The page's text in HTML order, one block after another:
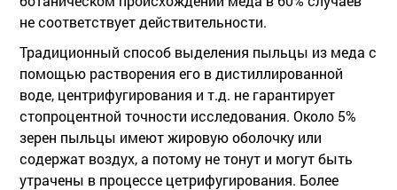
не соответствует действительности.
Традиционный способ выделения пыльцы из меда с
помощью растворения его в дистиллированной
воде, центрифугирования и т.д. не гарантирует
стопроцентной точности исследования. Около 5%
зерен пыльцы имеют жировую оболочку или
содержат воздух, а потому не тонут и могут быть
утрачены в процессе цетрифугирования. Более